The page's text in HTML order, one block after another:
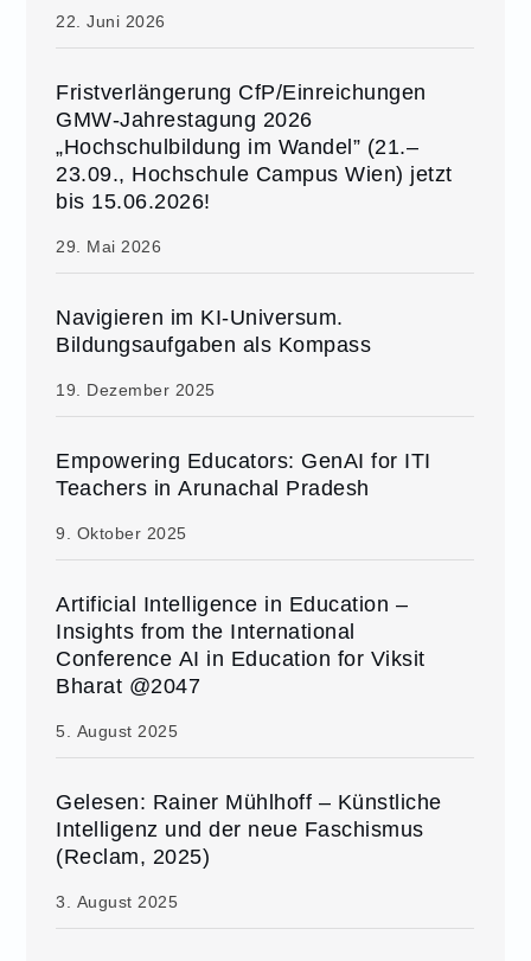
22. Juni 2026
Fristverlängerung CfP/Einreichungen
GMW-Jahrestagung 2026
„Hochschulbildung im Wandel” (21.–
23.09., Hochschule Campus Wien) jetzt
bis 15.06.2026!
29. Mai 2026
Navigieren im KI-Universum.
Bildungsaufgaben als Kompass
19. Dezember 2025
Empowering Educators: GenAI for ITI
Teachers in Arunachal Pradesh
9. Oktober 2025
Artificial Intelligence in Education –
Insights from the International
Conference AI in Education for Viksit
Bharat @2047
5. August 2025
Gelesen: Rainer Mühlhoff – Künstliche
Intelligenz und der neue Faschismus
(Reclam, 2025)
3. August 2025